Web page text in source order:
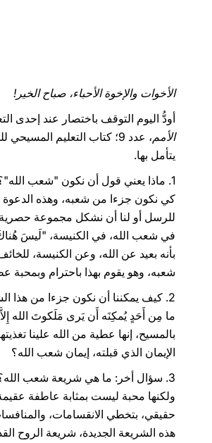
الأخوات والإخوة الأحباء، صباح الخير!
أودُّ اليوم التوقف باختصار عند إحدى
الأمم
يتأمل بها.
1. ماذا يعني قول أن نكون "شعب
بأنه بعيد عن الله، وعن الكنيسة،
شعبه، وهو يقوم بهذا باحترام
2. كيف يمكننا أن نكون جزءا من هذا
بالمسيح، إنها عطية من الله علينا
الإيمان الذي قبلته، إيمان شعب الله؟
ولكنها محبة ليست بمثابة عاطفة
حقيقي، بتخطي الانقسامات،
هذه الشريعة الجديدة، شريعة الروح